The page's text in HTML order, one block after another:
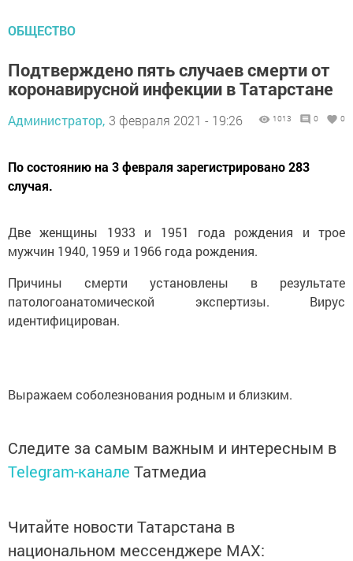
ОБЩЕСТВО
Подтверждено пять случаев смерти от
коронавирусной инфекции в Татарстане
Администратор, 3 февраля 2021 - 19:26 1013 0 0
По состоянию на 3 февраля зарегистрировано 283
случая.
Две женщины 1933 и 1951 года рождения и трое
мужчин 1940, 1959 и 1966 года рождения.
Причины смерти установлены в результате
патологоанатомической экспертизы. Вирус
идентифицирован.
Выражаем соболезнования родным и близким.
Следите за самым важным и интересным в
Telegram-канале Татмедиа
Читайте новости Татарстана в
национальном мессенджере MАХ: